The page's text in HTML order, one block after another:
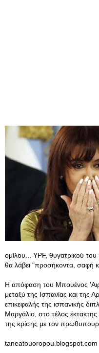
ομίλου... YPF, θυγατρικού
θα λάβει "προσήκοντα, σαφή
Η απόφαση του Μπουένος
μεταξύ της Ισπανίας και της
επικεφαλής της ισπανικής
Μαργάλιο, στο τέλος
της κρίσης με τον
taneatouoropou.blogspot.com